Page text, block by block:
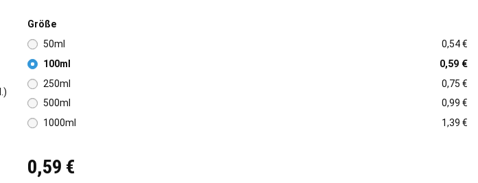
Größe
50ml
0,54 €
100ml
0,59 €
250ml
0,75 €
500ml
0,99 €
1000ml
1,39 €
0,59 €